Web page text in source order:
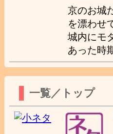
京のお城
を漂わせ
城内にモ
あった
一覧／トップ